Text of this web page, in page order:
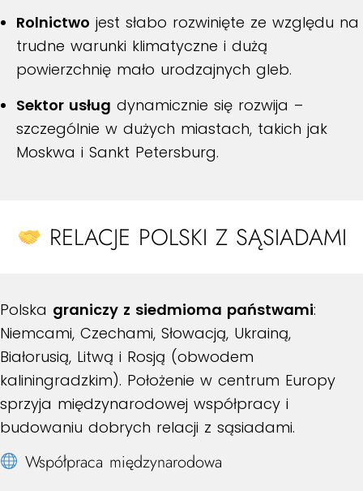
Rolnictwo jest słabo rozwinięte ze względu na
trudne warunki klimatyczne i dużą
powierzchnię mało urodzajnych gleb.
Sektor usług dynamicznie się rozwija –
szczególnie w dużych miastach, takich jak
Moskwa i Sankt Petersburg.
RELACJE POLSKI Z SĄSIADAMI
Polska graniczy z siedmioma państwami:
Niemcami, Czechami, Słowacją, Ukrainą,
Białorusią, Litwą i Rosją (obwodem
kaliningradzkim). Położenie w centrum Europy
sprzyja międzynarodowej współpracy i
budowaniu dobrych relacji z sąsiadami.
Współpraca międzynarodowa